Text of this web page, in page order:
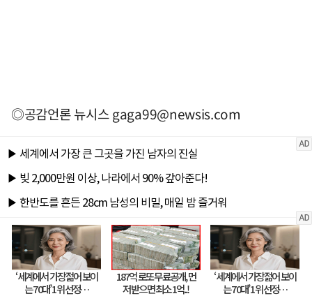
◎공감언론 뉴시스gaga99@newsis.com